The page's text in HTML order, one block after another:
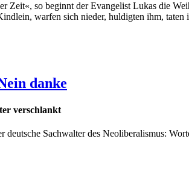
Zeit«, so beginnt der Evangelist Lukas die
warfen sich nieder, huldigten ihm,
danke
verschlankt
deutsche Sachwalter des Neoliberalismus: